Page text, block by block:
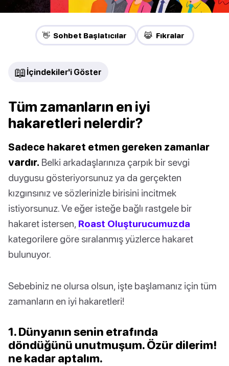
👋 Sohbet Başlatıcılar 😹 Fıkralar
📖 İçindekiler'i Göster
Tüm zamanların en iyi
hakaretleri nelerdir?
Sadece hakaret etmen gereken zamanlar
vardır. Belki arkadaşlarınıza çarpık bir sevgi
duygusu gösteriyorsunuz ya da gerçekten
kızgınsınız ve sözlerinizle birisini incitmek
istiyorsunuz. Ve eğer isteğe bağlı rastgele bir
hakaret istersen, Roast Oluşturucumuzda
kategorilere göre sıralanmış yüzlerce hakaret
bulunuyor.
Sebebiniz ne olursa olsun, işte başlamanız için tüm
zamanların en iyi hakaretleri!
1. Dünyanın senin etrafında
döndüğünü unutmuşum. Özür dilerim!
ne kadar aptalım.